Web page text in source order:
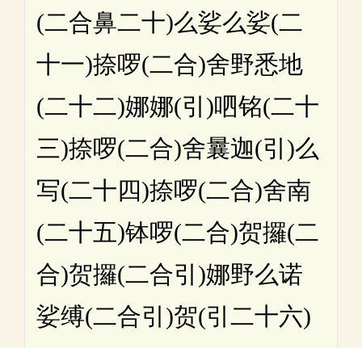
(二合鼻二十)么娑么娑(二
十一)捺啰(二合)舍野悉地
(二十二)娜娜(引)呬铭(二十
三)捺啰(二合)舍曩迦(引)么
写(二十四)捺啰(二合)舍南
(二十五)钵啰(二合)贺攞(二
合)贺攞(二合引)娜野么诺
娑缚(二合引)贺(引二十六)